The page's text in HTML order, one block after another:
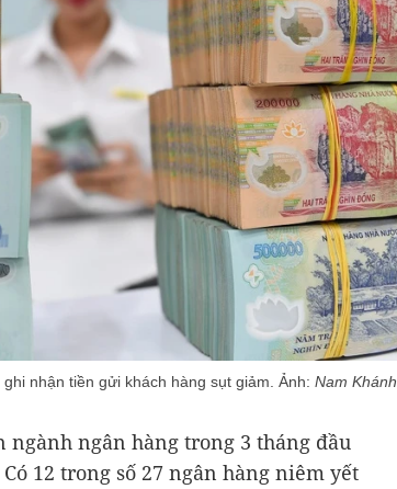
nhận tiền gửi khách hàng sụt giảm. Ảnh: Nam Khánh
ngành ngân hàng trong 3 tháng đầu
12 trong số 27 ngân hàng niêm yết